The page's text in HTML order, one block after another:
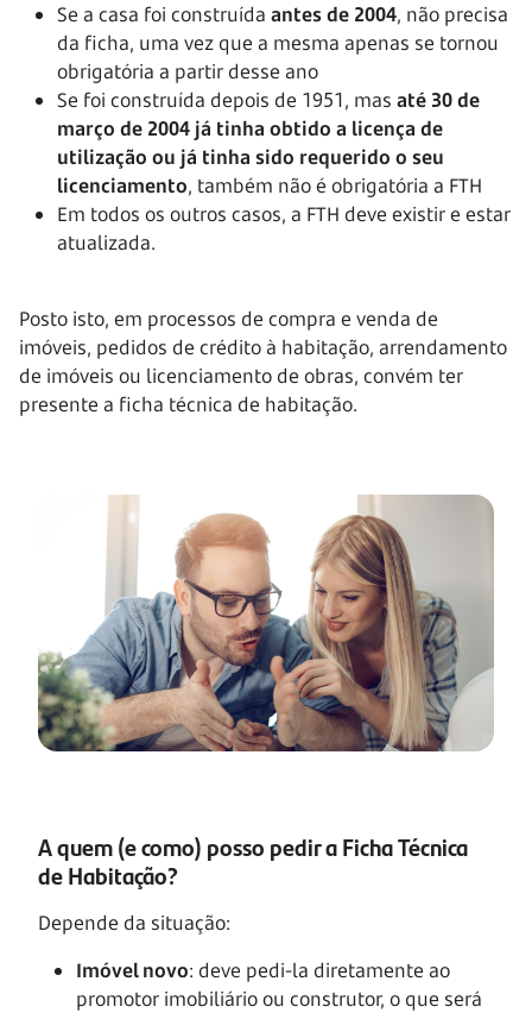
Se a casa foi construída antes de 2004, não precisa
da ficha, uma vez que a mesma apenas se tornou
obrigatória a partir desse ano
Se foi construída depois de 1951, mas até 30 de
março de 2004 já tinha obtido a licença de
utilização ou já tinha sido requerido o seu
licenciamento, também não é obrigatória a FTH
Em todos os outros casos, a FTH deve existir e estar
atualizada.
Posto isto, em processos de compra e venda de
imóveis, pedidos de crédito à habitação, arrendamento
de imóveis ou licenciamento de obras, convém ter
presente a ficha técnica de habitação.
A quem (e como) posso pedir a Ficha Técnica
de Habitação?
Depende da situação:
Imóvel novo: deve pedi-la diretamente ao
promotor imobiliário ou construtor, o que será